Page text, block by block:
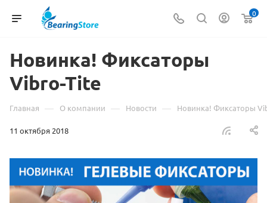
0
Новинка! Фиксаторы
Vibro-Tite
Главная — О компании — Новости — Новинка! Фиксаторы
11 октября 2018